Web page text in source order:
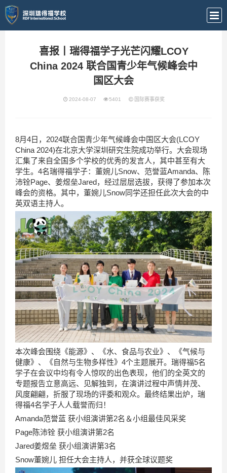
喜报丨瑞得福学子光芒闪耀LCOY
China 2024 联合国青少年气候峰会中
国区大会
2024-08-07 5401 国际赛事获奖
8月4日，2024联合国青少年气候峰会中国区大会(LCOY
China 2024)在北京大学深圳研究生院成功举行。大会现场
汇集了来自全国多个学校的优秀的发言人，其中甚至有大
学生。4名瑞得福学子：董婉儿Snow、范誉蓝Amanda、陈
沛铨Page、姜煜垒Jared，经过层层选拔，获得了参加本次
峰会的资格。其中，董婉儿Snow同学还担任此次大会的中
英双语主持人。
本次峰会围绕《能源》、《水、食品与农业》、《气候与
健康》、《自然与生物多样性》4个主题展开。瑞得福5名
学子在会议中均有令人惊叹的出色表现，他们的全英文的
专题报告立意高远、见解独到，在演讲过程中声情并茂、
风度翩翩，折服了现场的评委和观众。最终结果出炉，瑞
得福4名学子人人载誉而归！
Amanda范誉蓝 获小组演讲第2名＆小组最佳风采奖
Page陈沛铨 获小组演讲第2名
Jared姜煜垒 获小组演讲第3名
Snow董婉儿 担任大会主持人，并获全球议题奖